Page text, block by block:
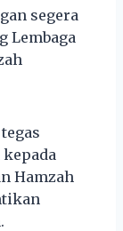
segera
Lembaga
Hamzah